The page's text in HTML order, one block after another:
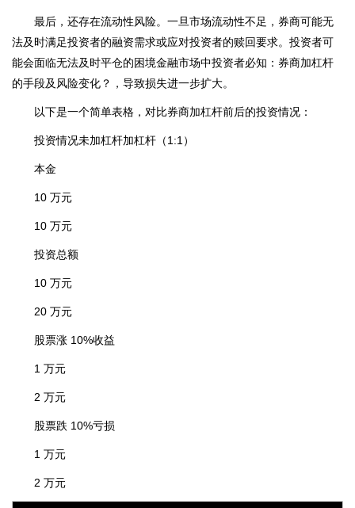
最后，还存在流动性风险。一旦市场流动性不足，券商可能无
法及时满足投资者的融资需求或应对投资者的赎回要求。投资者可
能会面临无法及时平仓的困境金融市场中投资者必知：券商加杠杆
的手段及风险变化？，导致损失进一步扩大。
以下是一个简单表格，对比券商加杠杆前后的投资情况：
投资情况未加杠杆加杠杆（1:1）
本金
10 万元
10 万元
投资总额
10 万元
20 万元
股票涨 10%收益
1 万元
2 万元
股票跌 10%亏损
1 万元
2 万元